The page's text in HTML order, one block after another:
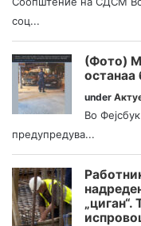
соц...
(Фото)
останаа
under
Во
предупредува...
„циган“.